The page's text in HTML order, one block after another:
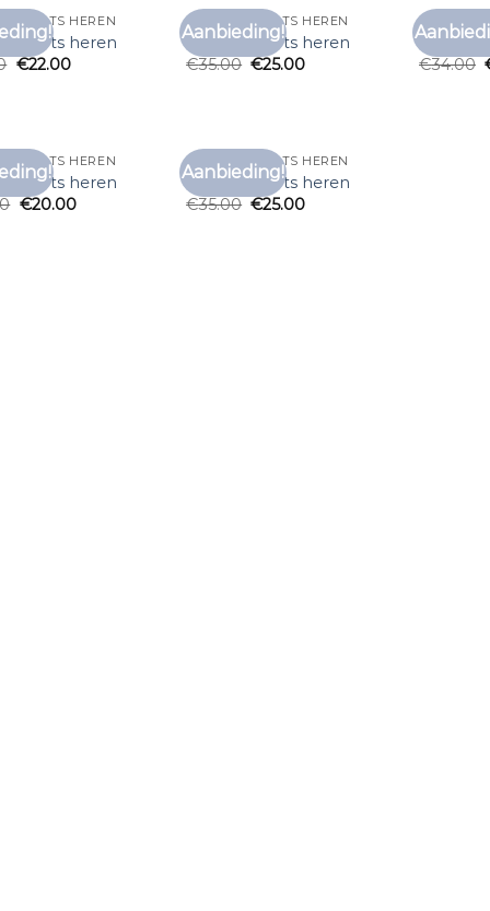
Toevoegen
aan
T SHIRTS HEREN
t shirts heren
€22.00
Aanbieding!
Toevoegen
aan
ZOMER T SHIRTS HEREN
zomer t shirts heren
€35.00 €25.00
ZOMER T
zomer t
€34.00
Toevoegen
aan
T SHIRTS HEREN
t shirts heren
€20.00
Aanbieding!
Toevoegen
aan
ZOMER T SHIRTS HEREN
zomer t shirts heren
€35.00 €25.00